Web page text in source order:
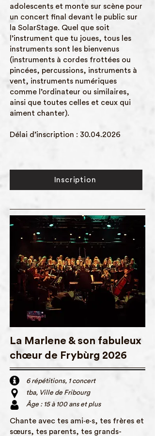
adolescents et monte sur scène pour
un concert final devant le public sur
la SolarStage. Quel que soit
l’instrument que tu joues, tous les
instruments sont les bienvenus
(instruments à cordes frottées ou
pincées, percussions, instruments à
vent, instruments numériques
comme l’ordinateur ou similaires,
ainsi que toutes celles et ceux qui
aiment chanter).
Délai d’inscription : 30.04.2026
Inscription
La Marlene & son fabuleux
chœur de Frybùrg 2026
6 répétitions, 1 concert
tba, Ville de Fribourg
Âge : 15 à 100 ans et plus
Chante avec tes ami·e·s, tes frères et
sœurs, tes parents, tes grands-